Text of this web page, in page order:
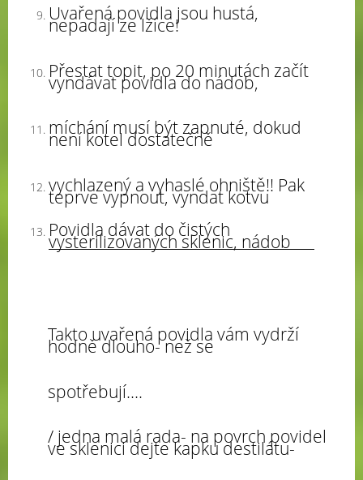
Uvařená povidla jsou hustá,
nepadají ze lžíce!
Přestat topit, po 20 minutách začít
vyndávat povidla do nádob,
míchání musí být zapnuté, dokud
není kotel dostatečně
vychlazený a vyhaslé ohniště!! Pak
teprve vypnout, vyndat kotvu
Povidla dávat do čistých
vysterilizovaných sklenic, nádob
Takto uvařená povidla vám vydrží
hodně dlouho- než se
spotřebují….
/ jedna malá rada- na povrch povidel
ve sklenici dejte kapku destilátu-